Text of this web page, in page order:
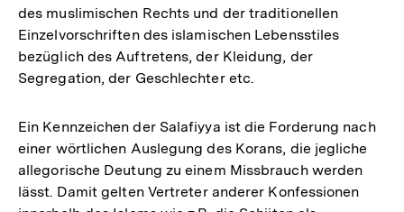
der
Fußnote
des muslimischen Rechts und der traditionellen
Einzelvorschriften des islamischen Lebensstiles
bezüglich des Auftretens, der Kleidung, der
Segregation, der Geschlechter etc.
Ein Kennzeichen der Salafiyya ist die Forderung nach
einer wörtlichen Auslegung des Korans, die jegliche
allegorische Deutung zu einem Missbrauch werden
lässt. Damit gelten Vertreter anderer Konfessionen